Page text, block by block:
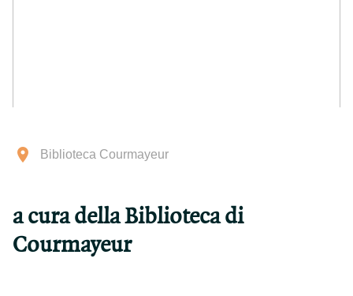
Biblioteca Courmayeur
a cura della Biblioteca di
Courmayeur